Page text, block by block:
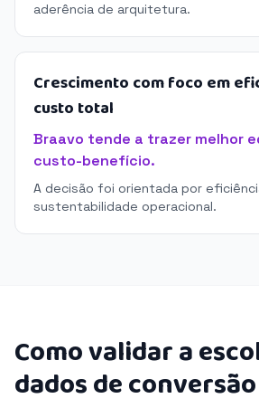
aderência de arquitetura.
Crescimento com foco em
custo total
Braavo tende a trazer melhor
custo-benefício.
A decisão foi orientada por
sustentabilidade operacional.
Como validar a
dados de conversão